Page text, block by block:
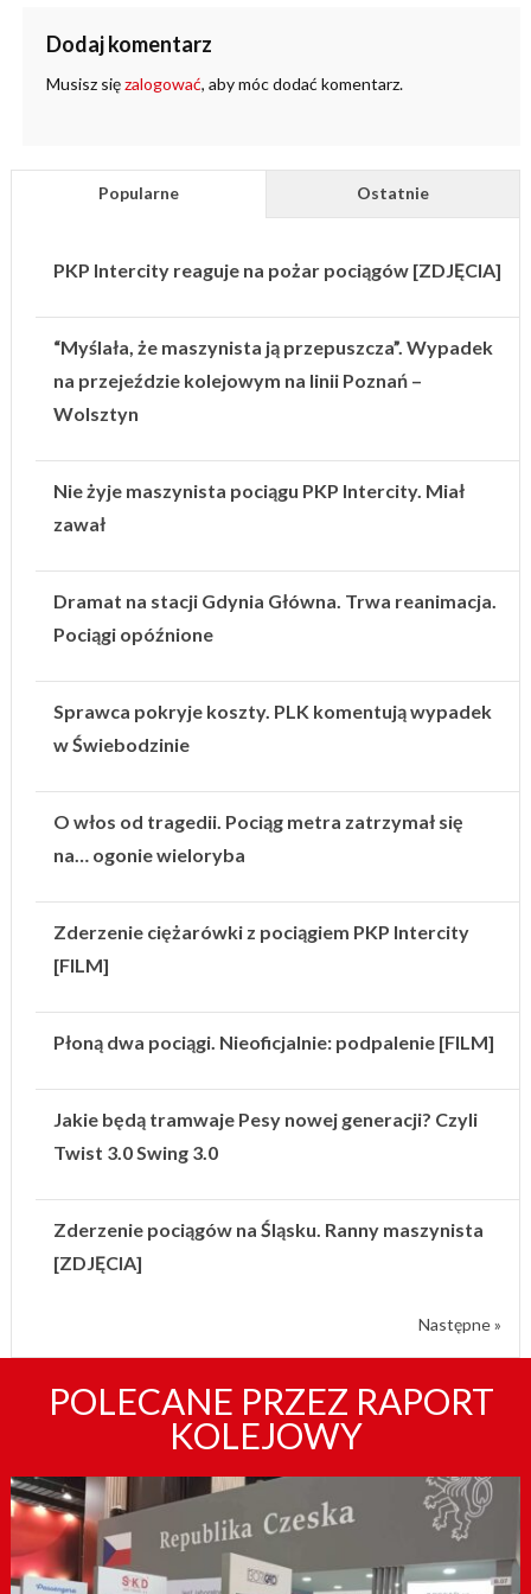
Dodaj komentarz
Musisz sięzalogować, aby móc dodać komentarz.
Popularne Ostatnie
PKP Intercity reaguje na pożar pociągów [ZDJĘCIA]
“Myślała, że maszynista ją przepuszcza”. Wypadek
na przejeździe kolejowym na linii Poznań –
Wolsztyn
Nie żyje maszynista pociągu PKP Intercity. Miał
zawał
Dramat na stacji Gdynia Główna. Trwa reanimacja.
Pociągi opóźnione
Sprawca pokryje koszty. PLK komentują wypadek
w Świebodzinie
O włos od tragedii. Pociąg metra zatrzymał się
na… ogonie wieloryba
Zderzenie ciężarówki z pociągiem PKP Intercity
[FILM]
Płoną dwa pociągi. Nieoficjalnie: podpalenie [FILM]
Jakie będą tramwaje Pesy nowej generacji? Czyli
Twist 3.0 Swing 3.0
Zderzenie pociągów na Śląsku. Ranny maszynista
[ZDJĘCIA]
Następne »
POLECANE PRZEZ RAPORT
KOLEJOWY